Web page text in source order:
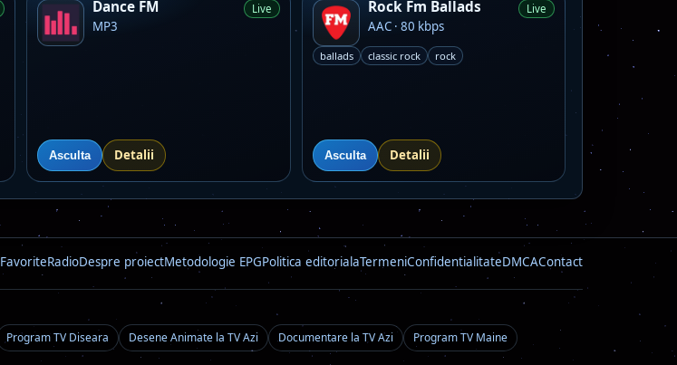
Dance FM
MP3
Live
Asculta Detalii
Rock Fm Ballads
AAC · 80 kbps
Live
ballads classic rock rock
Asculta Detalii
FavoriteRadioDespre proiectMetodologie EPGPolitica editorialaTermeniConfidentialitateDMCAContact
Program TV Diseara Desene Animate la TV Azi Documentare la TV Azi
Program TV Maine